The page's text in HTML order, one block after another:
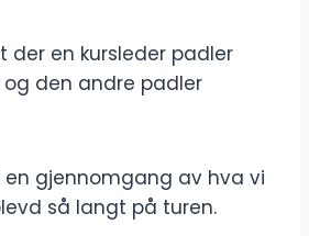
der en kursleder padler
den andre padler
en gjennomgang av hva vi
så langt på turen.